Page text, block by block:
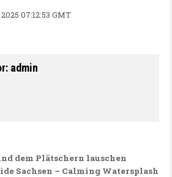
07:12:53 GMT
admin
dem Plätschern lauschen
Sachsen – Calming Watersplash